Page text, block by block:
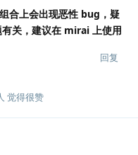
合上会出现恶性 bug，疑
关，建议在 mirai 上使用
回复
觉得很赞